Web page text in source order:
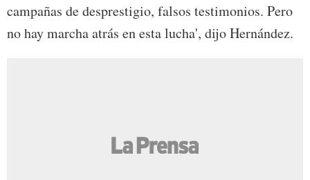
campañas de desprestigio, falsos testimonios. Pero
no hay marcha atrás en esta lucha', dijo Hernández.